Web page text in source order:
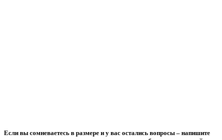
Если вы сомневаетесь в размере и у вас остались вопросы – напишите